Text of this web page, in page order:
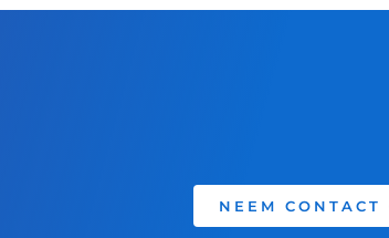
NEEM CONTACT